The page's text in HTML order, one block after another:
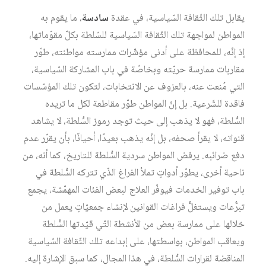
يقابل تلك الثّقافة السّياسية، في عقدة سادسة، ما يقوم به
المواطن لمواجهة تلك الثّقافة السّياسية للسّلطة بكلّ مقوّماتها،
إذ إنّه، للمحافظة على أدنى مؤشّرات ممارسته مواطنته، طوّر
مقاربات ممارسة حريّته وبخاصّة في باب المشاركة السّياسية،
التي مُنعت عنه، بالعزوف عن الانتخابات، لتكون تلك المؤسّسات
فاقدة للشّرعية. بل إنّ المواطن طوّر مقاطعة لكل ما تريده
السُّلطة، فهو لا يذهب إلى حيث توجد رموز السُّلطة، لا يشاهد
قنواته، لا يقرأ صحفه، بل إنّه يذهب بعيدًا، أحيانًا، بأن يقرّر عدم
دفع ضرائبه. يرفض المواطن سردية السُّلطة للتاريخ، كما أنه، من
ناحية أخرى، يطوّر أدواتٍ تملأ الفراغ الذّي تتركه السُّلطة في
باب توفير الخدمات فيوفّر العلاج لبعض الفئات المهمّشة، يجمع
تبرُّعات ويستغلُّ فراغات القوانين لإنشاء جمعيّاتٍ يعمل من
خلالها على ممارسة بعض من الأنشطة التّي قيّدتها السُّلطة
ويعاقب المواطن، بواسطتها، على إبداعه تلك الثّقافة السّياسية
المناقضة لقرارات السُّلطة، في هذا المجال، كما سبق الإشارة إليه.